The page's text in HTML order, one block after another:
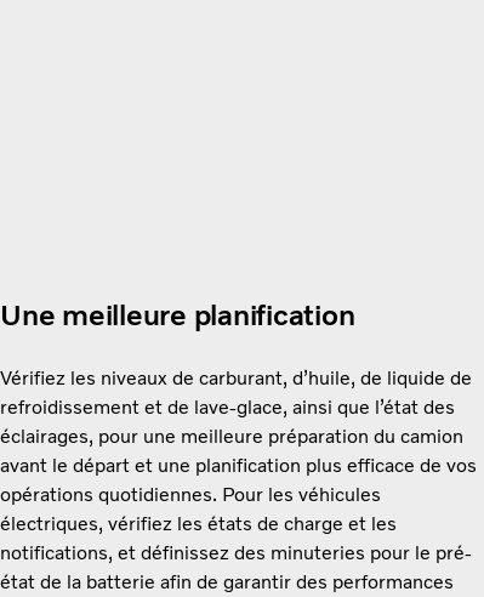
Une meilleure planification
Vérifiez les niveaux de carburant, d’huile, de liquide de
refroidissement et de lave-glace, ainsi que l’état des
éclairages, pour une meilleure préparation du camion
avant le départ et une planification plus efficace de vos
opérations quotidiennes. Pour les véhicules
électriques, vérifiez les états de charge et les
notifications, et définissez des minuteries pour le pré-
état de la batterie afin de garantir des performances